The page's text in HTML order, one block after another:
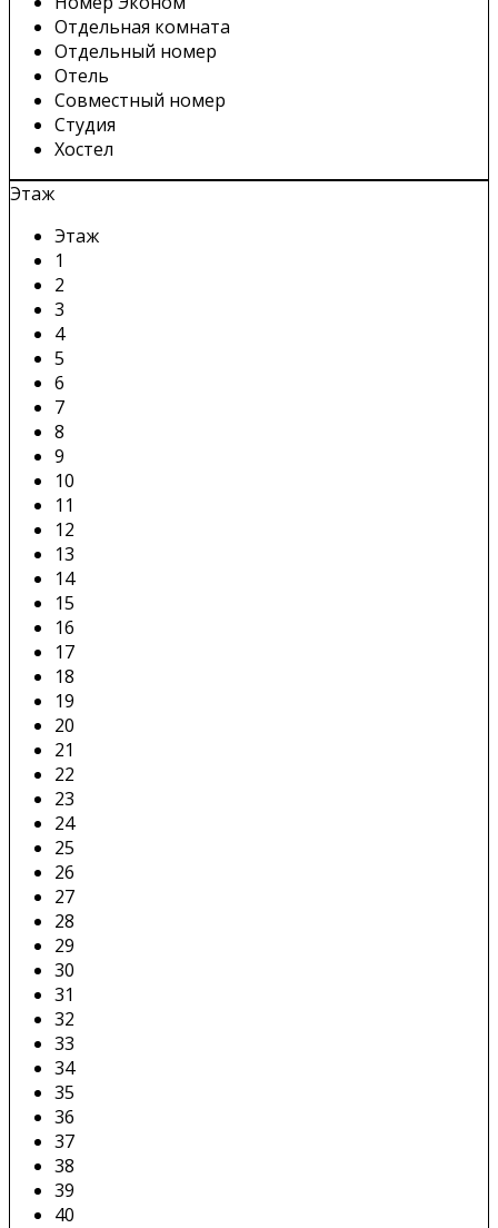
Отдельная комната
Отдельный номер
Отель
Совместный номер
Студия
Хостел
Этаж
Этаж
1
2
3
4
5
6
7
8
9
10
11
12
13
14
15
16
17
18
19
20
21
22
23
24
25
26
27
28
29
30
31
32
33
34
35
36
37
38
39
40